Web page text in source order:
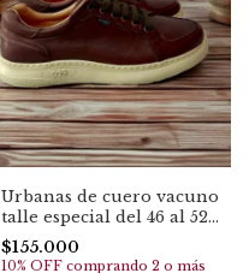
Urbanas de cuero vacuno
talle especial del 46 al 52.
(1120)
$155.000
10% OFF comprando 2 o más